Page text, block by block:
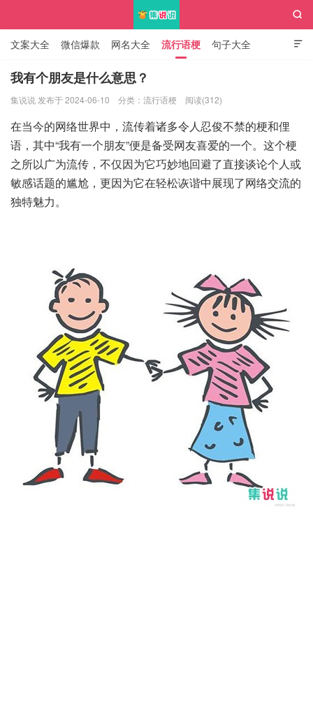

文案大全 微信爆款 网名大全 流行语梗 句子大全
知识大全

我有个朋友是什么意思？
集说说 发布于 2024-06-10 分类： 流行语梗 阅读(312)
在当今的网络世界中，流传着诸多令人忍俊不禁的梗和俚
语，其中“我有一个朋友”便是备受网友喜爱的一个。这个梗
之所以广为流传，不仅因为它巧妙地回避了直接谈论个人或
敏感话题的尴尬，更因为它在轻松诙谐中展现了网络交流的
独特魅力。